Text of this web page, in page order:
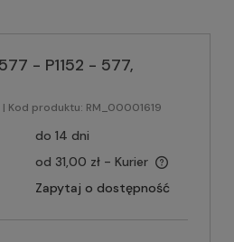
- P1152 - 577,
| Kod produktu: RM_00001619
do 14 dni
od 31,00 zł - Kurier
Zapytaj o dostępność